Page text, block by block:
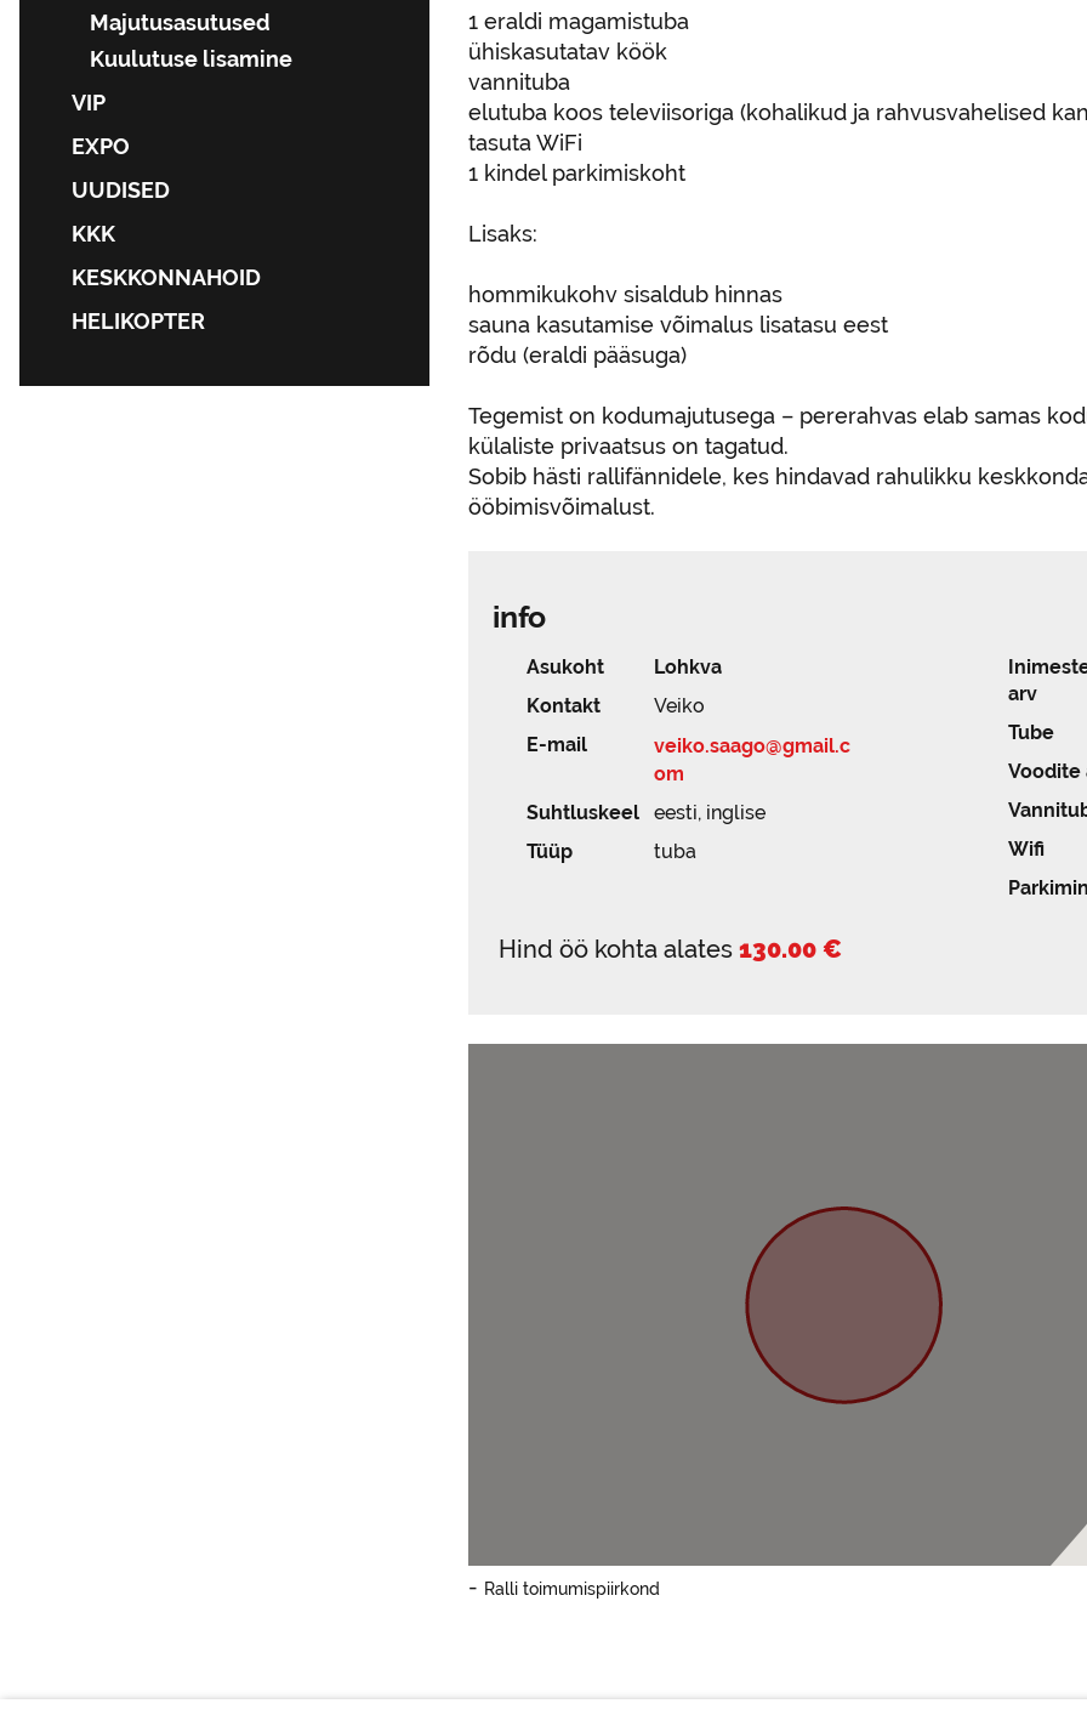
Majutusasutused
Kuulutuse lisamine
VIP
EXPO
UUDISED
KKK
KESKKONNAHOID
HELIKOPTER
1 eraldi magamistuba
ühiskasutatav köök
vannituba
elutuba koos televiisoriga (kohalikud ja rahvusvahelised
tasuta WiFi
1 kindel parkimiskoht
Lisaks:
hommikukohv sisaldub hinnas
sauna kasutamise võimalus lisatasu eest
rõdu (eraldi pääsuga)
Tegemist on kodumajutusega – pererahvas elab samas
külaliste privaatsus on tagatud.
Sobib hästi rallifännidele, kes hindavad rahulikku
ööbimisvõimalust.
info
Asukoht
Lohkva
Kontakt
Veiko
E-mail
veiko.saago@gmail.c
om
Suhtluskeel
eesti, inglise
Tüüp
tuba
arv
Tube
Voodite
Wifi
Hind öö kohta alates 130.00 €
- Ralli toimumispiirkond